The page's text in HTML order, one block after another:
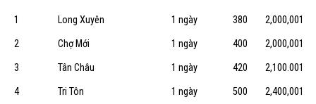
1 Long Xuyên 1 ngày 380
2,000,001
2
Chợ Mới 1 ngày 400
2,000,001
3
Tân Châu 1 ngày 420
2,100.001
4
Tri Tôn 1 ngày 500
2,400,001